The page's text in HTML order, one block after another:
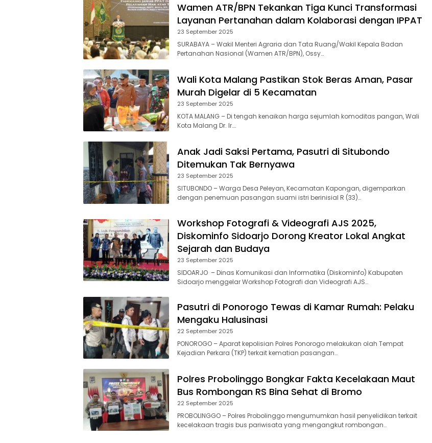
Wamen ATR/BPN Tekankan Tiga Kunci Transformasi
Layanan Pertanahan dalam Kolaborasi dengan IPPAT
23 September 2025
SURABAYA – Wakil Menteri Agraria dan Tata Ruang/Wakil Kepala Badan
Pertanahan Nasional (Wamen ATR/BPN), Ossy…
Wali Kota Malang Pastikan Stok Beras Aman, Pasar
Murah Digelar di 5 Kecamatan
23 September 2025
KOTA MALANG – Di tengah kenaikan harga sejumlah komoditas pangan, Wali
Kota Malang Dr. Ir….
Anak Jadi Saksi Pertama, Pasutri di Situbondo
Ditemukan Tak Bernyawa
23 September 2025
SITUBONDO – Warga Desa Peleyan, Kecamatan Kapongan, digemparkan
dengan penemuan pasangan suami istri berinisial R (33)…
Workshop Fotografi & Videografi AJS 2025,
Diskominfo Sidoarjo Dorong Kreator Lokal Angkat
Sejarah dan Budaya
23 September 2025
SIDOARJO – Dinas Komunikasi dan Informatika (Diskominfo) Kabupaten
Sidoarjo menggelar Workshop Fotografi dan Videografi AJS…
Pasutri di Ponorogo Tewas di Kamar Rumah: Pelaku
Mengaku Halusinasi
22 September 2025
PONOROGO – Aparat kepolisian Polres Ponorogo melakukan olah Tempat
Kejadian Perkara (TKP) terkait kematian pasangan…
Polres Probolinggo Bongkar Fakta Kecelakaan Maut
Bus Rombongan RS Bina Sehat di Bromo
22 September 2025
PROBOLINGGO – Polres Probolinggo mengumumkan hasil penyelidikan terkait
kecelakaan tragis bus pariwisata yang mengangkut rombongan…